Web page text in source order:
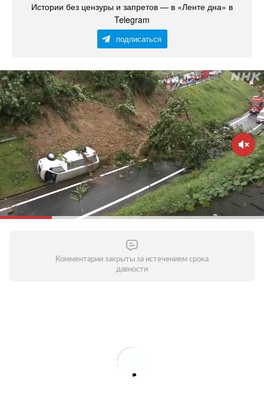
Истории без цензуры и запретов — в «Ленте дна» в
Telegram
подписаться
Комментарии закрыты за истечением срока
давности